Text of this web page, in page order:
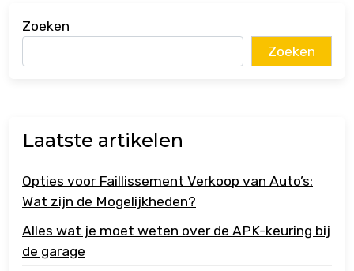
Zoeken
Zoeken
Laatste artikelen
Opties voor Faillissement Verkoop van Auto’s:
Wat zijn de Mogelijkheden?
Alles wat je moet weten over de APK-keuring bij
de garage